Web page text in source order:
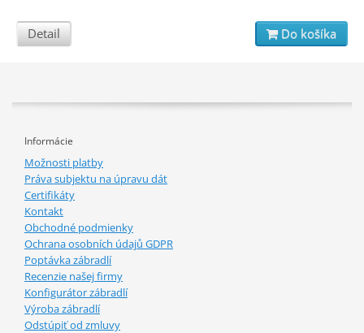
Detail Do košíka
Informácie
Možnosti platby
Práva subjektu na úpravu dát
Certifikáty
Kontakt
Obchodné podmienky
Ochrana osobních údajů GDPR
Poptávka zábradlí
Recenzie našej firmy
Konfigurátor zábradlí
Výroba zábradlí
Odstúpiť od zmluvy